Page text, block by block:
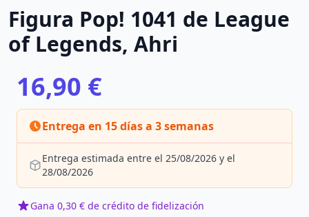
Figura Pop! 1041 de League
of Legends, Ahri
16,90 €
Entrega en 15 días a 3 semanas
Entrega estimada entre el 25/08/2026 y el
28/08/2026
Gana 0,30 € de crédito de fidelización